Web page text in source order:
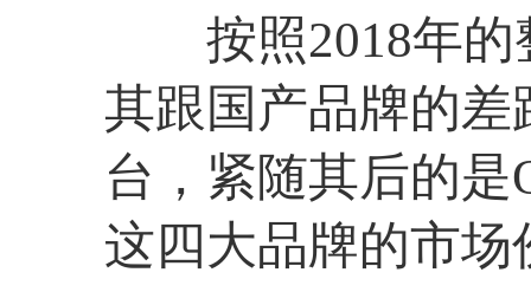
按照2018年的整
其跟国产品牌的差
台，紧随其后的是
这四大品牌的市场